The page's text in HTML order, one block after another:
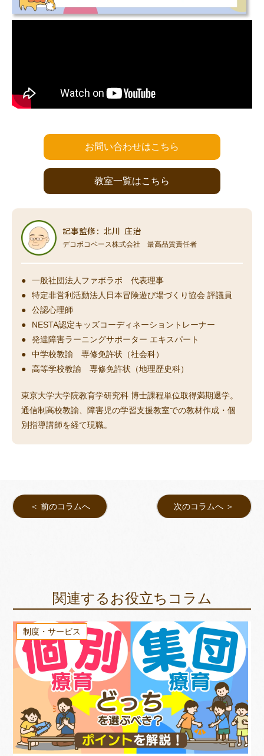
お問い合わせはこちら
教室一覧はこちら
記事監修: 北川 庄治
デコボコベース株式会社 最高品質責任者
一般社団法人ファボラボ 代表理事
特定非営利活動法人日本冒険遊び場づくり協会 評議員
公認心理師
NESTA認定キッズコーディネーショントレーナー
発達障害ラーニングサポーター エキスパート
中学校教諭 専修免許状（社会科）
高等学校教諭 専修免許状（地理歴史科）
東京大学大学院教育学研究科 博士課程単位取得満期退学。
通信制高校教諭、障害児の学習支援教室での教材作成・個
別指導講師を経て現職。
＜ 前のコラムへ 次のコラムへ ＞
関連するお役立ちコラム
制度・サービス